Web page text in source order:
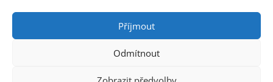
Příjmout
Odmítnout